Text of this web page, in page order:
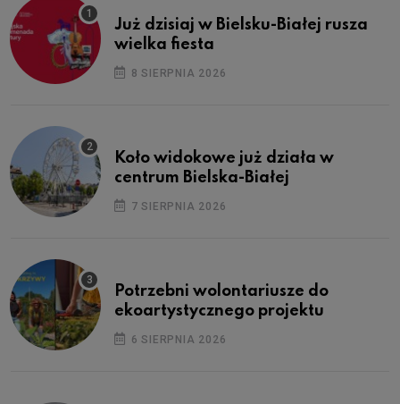
Już dzisiaj w Bielsku-Białej rusza
wielka fiesta
8 SIERPNIA 2026
Koło widokowe już działa w
centrum Bielska-Białej
7 SIERPNIA 2026
Potrzebni wolontariusze do
ekoartystycznego projektu
6 SIERPNIA 2026